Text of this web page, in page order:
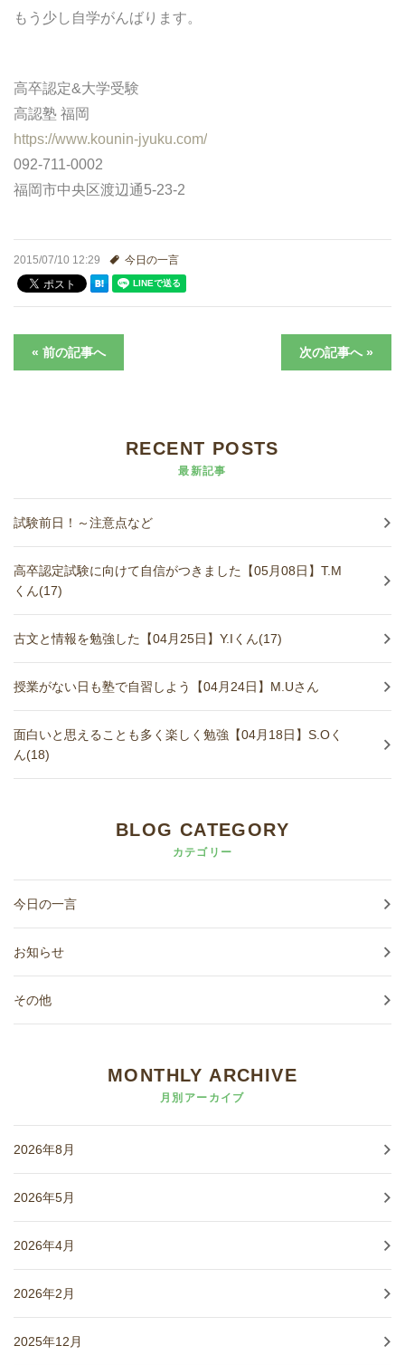
アクセス情報
お問い合わせ
高認塾ブログ
生徒さんの声
もう少し自学がんばります。
高卒認定&大学受験
高認塾 福岡
https://www.kounin-jyuku.com/
092-711-0002
福岡市中央区渡辺通5-23-2
2015/07/10 12:29 今日の一言
« 前の記事へ 次の記事へ »
RECENT POSTS
最新記事
試験前日！～注意点など
高卒認定試験に向けて自信がつきました【05月08日】T.M
くん(17)
古文と情報を勉強した【04月25日】Y.Iくん(17)
授業がない日も塾で自習しよう【04月24日】M.Uさん
面白いと思えることも多く楽しく勉強【04月18日】S.Oく
ん(18)
BLOG CATEGORY
カテゴリー
今日の一言
お知らせ
その他
MONTHLY ARCHIVE
月別アーカイブ
2026年8月
2026年5月
2026年4月
2026年2月
2025年12月